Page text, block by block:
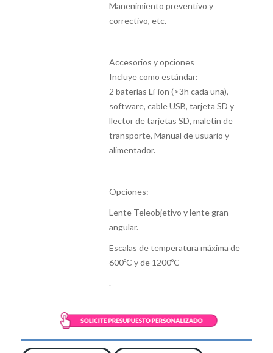
Manenimiento preventivo y
correctivo, etc.
Accesorios y opciones
Incluye como estándar:
2 baterías Li-ion (>3h cada una),
software, cable USB, tarjeta SD y
llector de tarjetas SD, maletín de
transporte, Manual de usuario y
alimentador.
Opciones:
Lente Teleobjetivo y lente gran
angular.
Escalas de temperatura máxima de
600ºC y de 1200ºC
.